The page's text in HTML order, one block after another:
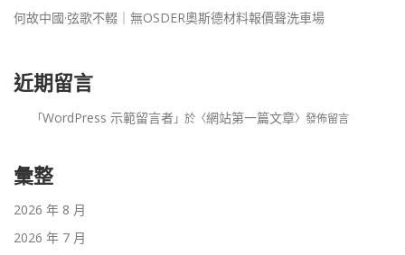
何故中國·弦歌不輟｜無OSDER奧斯德材料報價聲洗車場
近期留言
「WordPress 示範留言者」於〈網站第一篇文章〉發佈留言
彙整
2026 年 8 月
2026 年 7 月